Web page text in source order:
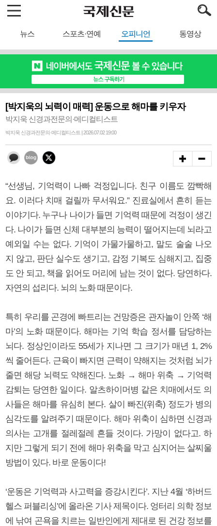
뉴스 스포츠·연예 오피니언 동영상
[박지욱의 뇌력이 매력] 운동으로 해마를 키우자
박지욱 신경과전문의·메디컬티스트
박지욱 신경과전문의·메디컬티스트 | 2026.07.02 19:00
“선생님, 기억력이 나빠 걱정입니다. 친구 이름도 깜빡해
요. 이러다 치매 걸릴까 무서워요.” 진료실에서 흔히 듣는
이야기다. 누구나 나이가 들면 기억력 때문에 걱정이 생긴
다. 나이가 들면 신체 대부분의 능력이 떨어지는데 뇌라고
예외일 수는 없다. 기억이 가물가물하고, 말도 술술 나오
지 않고, 판단 실수도 생기고, 감정 기복도 심해지고, 집중
도 안 되고, 책을 읽어도 머리에 남는 것이 없다. 당연하다.
자연의 섭리다. 뇌의 노화 때문이다.
특히 우리를 곤경에 빠트리는 건망증은 관자놀이 안쪽 ‘해
마’의 노화 때문이다. 해마는 기억 학습 정서를 담당하는
뇌다. 정상인이라도 55세가 지나면 그 크기가 매년 1, 2%
씩 줄어든다. 근육이 빠지면 근력이 약해지는 것처럼 뇌가
줄면 해당 뇌력도 약해진다. 노화 → 해마 위축 → 기억력
감퇴는 당연한 일이다. 알츠하이머병 같은 치매에서도 의
사들은 해마를 유심히 본다. 살이 빠진(위축) 정도가 병의
심각도를 알려주기 때문이다. 해마 위축이 심하면 신경과
의사는 고개를 절레절레 흔들 것이다. 가망이 없다고. 하
지만 그렇게 되기 전에 해마 위축을 막고 심지어는 살찌울
방법이 있다. 바로 운동이다!
‘운동은 기억력과 사고력을 증강시킨다’. 지난 4월 ‘하버드
헬스 퍼블리싱’에 올라온 기사 제목이다. 엉터리 의학 정보
에 낚여 곤욕을 치르는 일반인에게 제대로 된 건강 정보를